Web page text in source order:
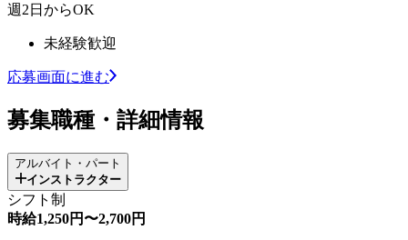
週2日からOK
未経験歓迎
応募画面に進む
募集職種・詳細情報
アルバイト・パート
インストラクター
シフト制
時給1,250円〜2,700円